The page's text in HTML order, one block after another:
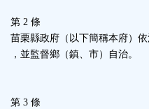
鈕
區
第 2 條
苗栗縣政府（以下簡稱本府）
，並監督鄉（鎮、市）自治。
第 3 條